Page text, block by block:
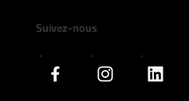
Suivez-nous